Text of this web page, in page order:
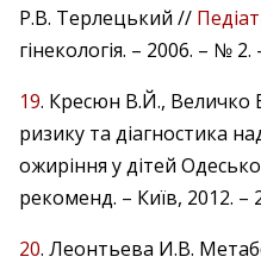
Р.В. Терлецький //
гінекологія. – 2006. – № 2.
19. Кресюн В.Й., Величко
ризику та діагностика
ожиріння у дітей
рекоменд. – Київ, 2012. –
20. Леонтьева И.В.